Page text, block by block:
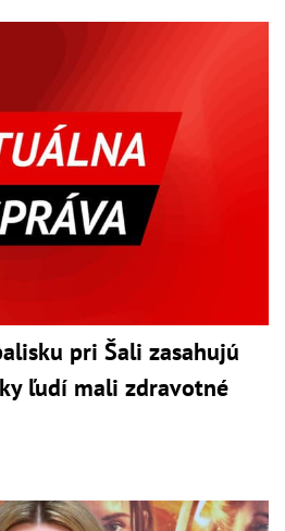
pri Šali zasahujú
ľudí mali zdravotné